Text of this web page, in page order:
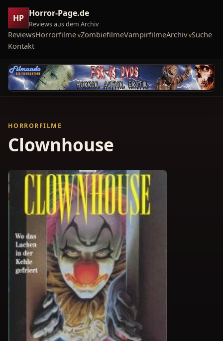
HP Horror-Page.de
Reviews aus dem Archiv
ReviewsHorrorfilme ZombiefilmeVampirfilmeArchiv Suche
Kontakt
HORRORFILME
Clownhouse